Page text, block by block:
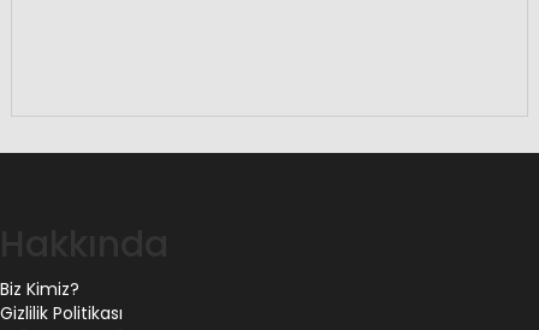
Biz Kimiz?
Gizlilik Politikası